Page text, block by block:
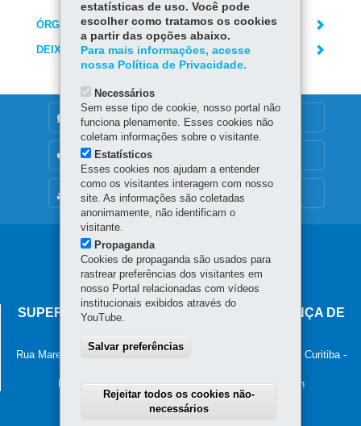
ÓRGÃO RESPONSÁVEL
DEIXE SUA OPINIÃO
MAPA DO SITE
DENUNCIE CORRUPÇÃO
OUVIDORIA
Navegação
principal
SUPERINTENDÊNCIA-GERAL DE GOVERNANÇA DE
Rua Marechal Deodoro, 806, 13º andar - Centro Curitiba -
Horário de atendimento: 8h30 às 12h e 13h30 às 18h
estatísticas de uso. Você pode
escolher como tratamos os cookies
a partir das opções abaixo.
Para mais informações, acesse
nossa Política de Privacidade.
Necessários
Sem esse tipo de cookie, nosso portal não
funciona plenamente. Esses cookies não
coletam informações sobre o visitante.
Estatísticos
Esses cookies nos ajudam a entender
como os visitantes interagem com nosso
site. As informações são coletadas
anonimamente, não identificam o
visitante.
Propaganda
Cookies de propaganda são usados para
rastrear preferências dos visitantes em
nosso Portal relacionadas com vídeos
institucionais exibidos através do
YouTube.
Salvar preferências
Rejeitar todos os cookies não-
necessários